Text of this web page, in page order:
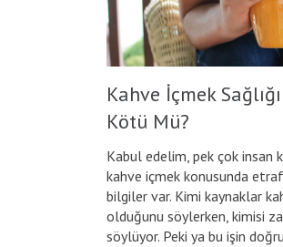
Kahve İçmek
Kötü Mü?
Kabul edelim, pek çok insan
kahve içmek konusunda
bilgiler var. Kimi kaynaklar
olduğunu söylerken, kimisi
söylüyor. Peki ya bu işin